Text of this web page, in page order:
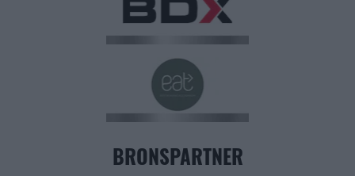
BRONSPARTNER